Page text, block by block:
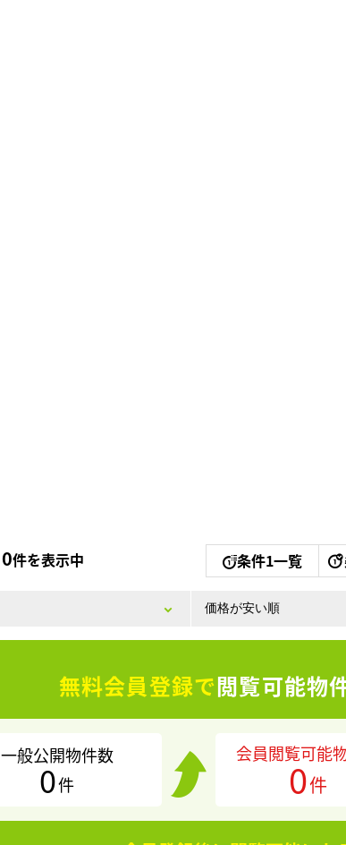
0件を表示中 条件1一覧
無料会員登録で閲覧可能物
一般公開物件数
0件
会員閲覧可能
0件